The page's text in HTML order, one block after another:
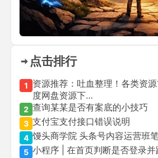
点击排行
1
资源推荐：吐血整理！各类资
度网盘资源下...
2 查询某某是否有案底的小技巧
3 支付宝支付接口错误说明
4 馒头商学院 头条号内容运营班
5 小程序 | 在首页判断是否登录